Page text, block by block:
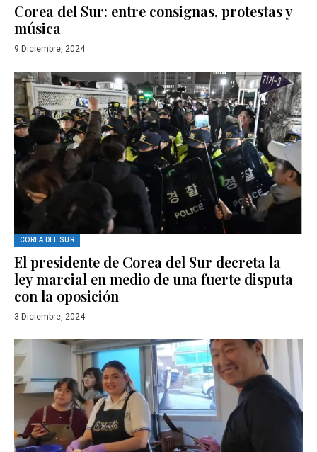
Corea del Sur: entre consignas, protestas y
música
9 Diciembre, 2024
COREA DEL SUR
El presidente de Corea del Sur decreta la
ley marcial en medio de una fuerte disputa
con la oposición
3 Diciembre, 2024